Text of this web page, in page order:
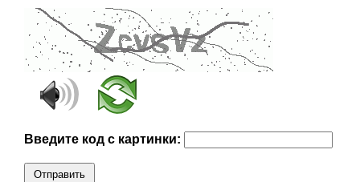
Введите код с картинки:
Отправить